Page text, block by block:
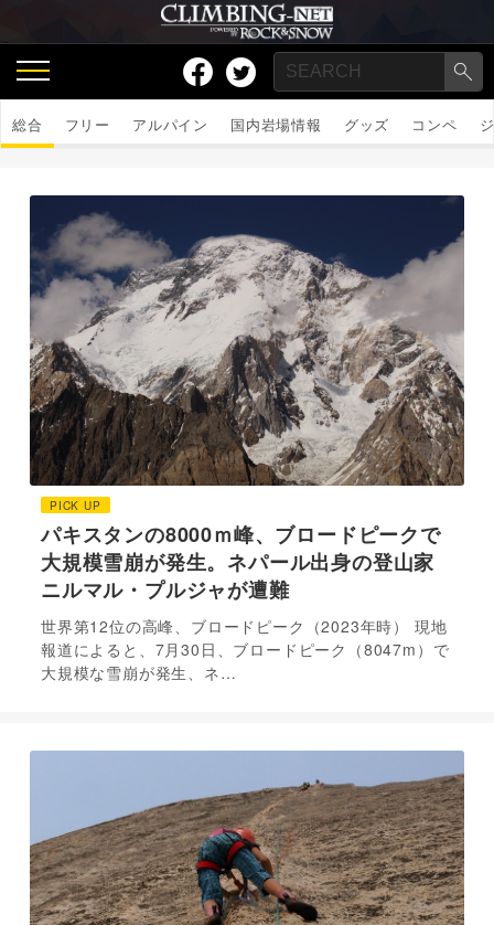
総合 フリー アルパイン 国内岩場情報 グッズ コンペ
PICK UP
パキスタンの8000ｍ峰、ブロードピークで
大規模雪崩が発生。ネパール出身の登山家
ニルマル・プルジャが遭難
世界第12位の高峰、ブロードピーク（2023年時） 現地
報道によると、7月30日、ブロードピーク（8047m）で
大規模な雪崩が発生、ネ…